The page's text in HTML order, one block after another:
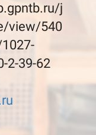
j
view/540
2-39-62